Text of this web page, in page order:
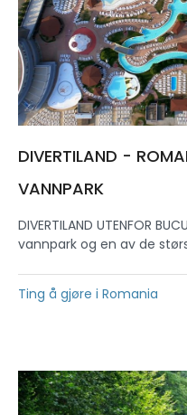
DIVERTILAND -
VANNPARK
DIVERTILAND UTENFOR
vannpark og en av de
Ting å gjøre i Romania